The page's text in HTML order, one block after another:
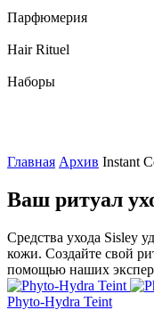
Парфюмерия
Hair Rituel
Наборы
Главная Архив Instant
Ваш ритуал
Средства ухода Sisley
кожи. Создайте свой
помощью наших
Phyto-Hydra Teint